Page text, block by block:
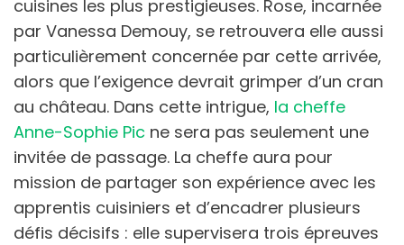
cuisines les plus prestigieuses. Rose, incarnée
par Vanessa Demouy, se retrouvera elle aussi
particulièrement concernée par cette arrivée,
alors que l’exigence devrait grimper d’un cran
au château. Dans cette intrigue, la cheffe
Anne-Sophie Pic ne sera pas seulement une
invitée de passage. La cheffe aura pour
mission de partager son expérience avec les
apprentis cuisiniers et d’encadrer plusieurs
défis décisifs : elle supervisera trois épreuves